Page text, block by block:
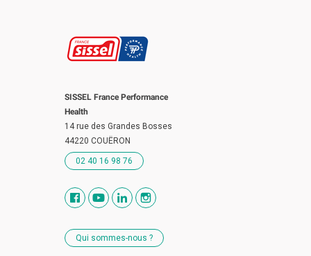
SISSEL France Performance
Health
14 rue des Grandes Bosses
44220 COUËRON
02 40 16 98 76
Qui sommes-nous ?